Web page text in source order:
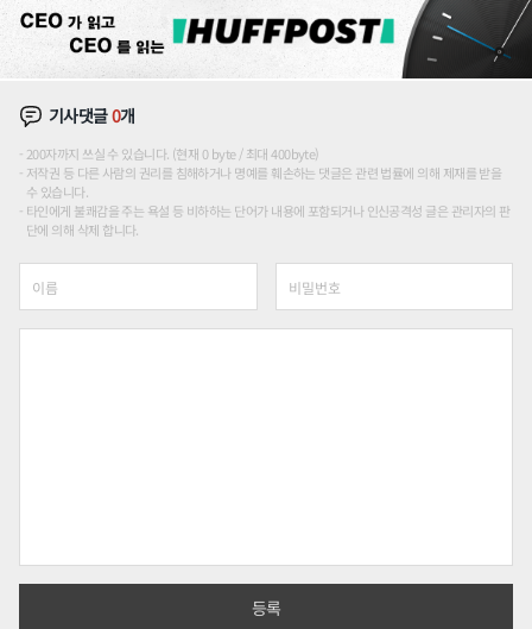
기사댓글0개
200자까지 쓰실 수 있습니다. (현재 0 byte / 최대 400byte)
저작권 등 다른 사람의 권리를 침해하거나 명예를 훼손하는 댓글은 관련 법률에 의해 제재를 받을
수 있습니다.
타인에게 불쾌감을 주는 욕설 등 비하하는 단어가 내용에 포함되거나 인신공격성 글은 관리자의 판
단에 의해 삭제 합니다.